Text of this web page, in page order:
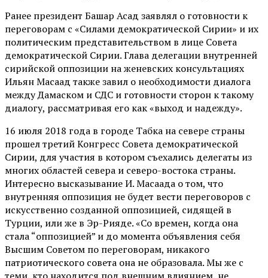
Ранее президент Башар Асад заявлял о готовности к
переговорам с «Силами демократической Сирии» и их
политическим представительством в лице Совета
демократической Сирии. Глава делегации внутренней
сирийской оппозиции на женевских консультациях
Ильян Масаад также завил о необходимости диалога
между Дамаском и СДС и готовности сторон к такому
диалогу, рассматривая его как «выход и надежду».
16 июля 2018 года в городе Табка на севере страны
прошел третий Конгресс Совета демократической
Сирии, для участия в котором съехались делегаты из
многих областей севера и северо-востока страны.
Интересно высказывание И. Масаада о том, что
внутренняя оппозиция не будет вести переговоров с
искусственно созданной оппозицией, сидящей в
Турции, или же в Эр-Рияде. «Со времен, когда она
стала “оппозицией” и до момента объявления себя
Высшим Советом по переговорам, никакого
патриотического совета она не образовала. Мы же с